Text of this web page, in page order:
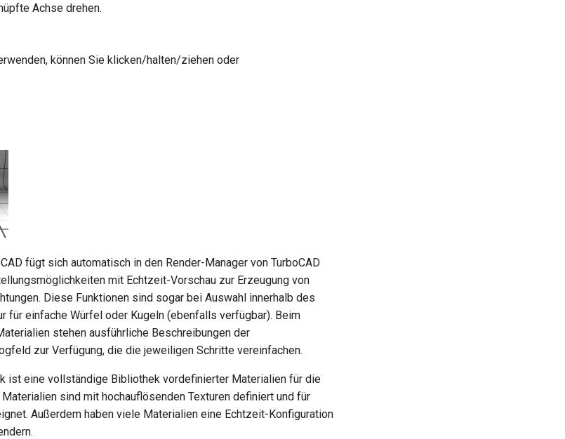
Achse drehen.
können Sie klicken/halten/ziehen oder
fügt sich automatisch in den Render-Manager von TurboCAD
mit Echtzeit-Vorschau zur Erzeugung von
Diese Funktionen sind sogar bei Auswahl innerhalb des
für einfache Würfel oder Kugeln (ebenfalls verfügbar). Beim
stehen ausführliche Beschreibungen der
zur Verfügung, die die jeweiligen Schritte vereinfachen.
ist eine vollständige Bibliothek vordefinierter Materialien für die
sind mit hochauflösenden Texturen definiert und für
Außerdem haben viele Materialien eine Echtzeit-Konfiguration